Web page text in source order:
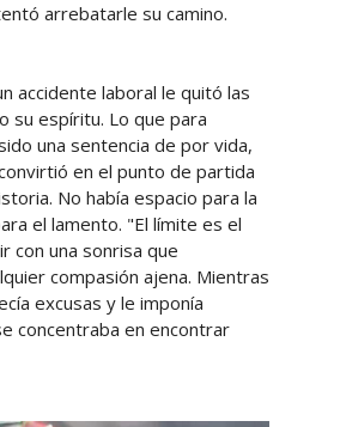
arrebatarle su camino.
accidente laboral le quitó las
su espíritu. Lo que para
una sentencia de por vida,
en el punto de partida
No había espacio para la
el lamento. "El límite es el
con una sonrisa que
compasión ajena. Mientras
excusas y le imponía
concentraba en encontrar